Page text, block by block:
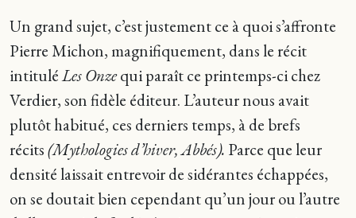
Un grand sujet, c’est justement ce à quoi s’affronte
Pierre Michon, magnifiquement, dans le récit
intituléLes Onzequi paraît ce printemps-ci chez
Verdier, son fidèle éditeur. L’auteur nous avait
plutôt habitué, ces derniers temps, à de brefs
récits(Mythologies d’hiver, Abbés). Parce que leur
densité laissait entrevoir de sidérantes échappées,
on se doutait bien cependant qu’un jour ou l’autre